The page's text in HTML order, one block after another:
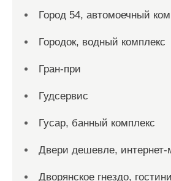
Город 54, автомоечный
Городок, водный комплекс
Гран-при
Гудсервис
Гусар, банный комплекс
Двери дешевле, интернет-
Дворянское гнездо,